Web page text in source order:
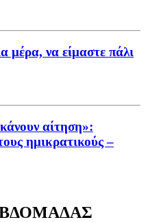
μέρα, να είμαστε πάλι
αίτηση»:
ημικρατικούς –